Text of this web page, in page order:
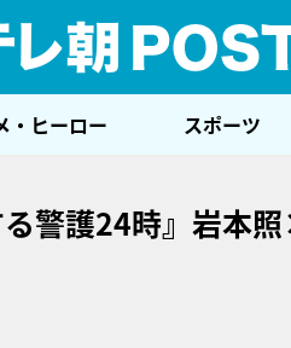
・ヒーロー スポーツ
警護24時』岩本照